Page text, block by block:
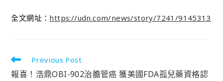
全文網址： https://udn.com/news/story/7241/9145313
Previous Post
報喜！浩鼎OBI-902治膽管癌 獲美國FDA孤兒藥資格認